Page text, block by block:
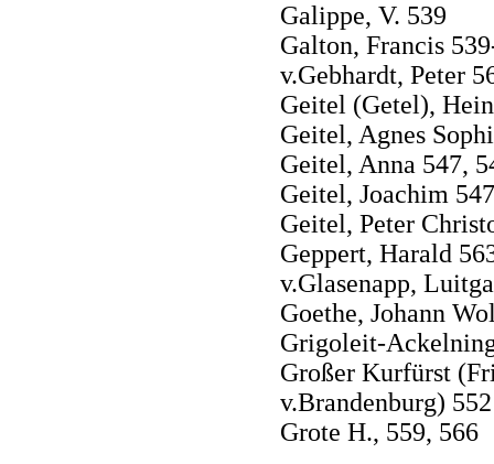
Galippe, V. 539
Galton, Francis
v.Gebhardt, Peter
Geitel (Getel),
Geitel, Agnes
Geitel, Anna 547,
Geitel, Joachim
Geitel, Peter
Geppert, Harald
v.Glasenapp,
Goethe, Johann
Grigoleit-
Großer Kurfürst
v.Brandenburg) 552
Grote H., 559, 566